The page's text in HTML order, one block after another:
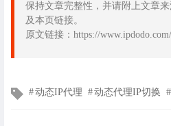
保持文章完整性，并请附上文章来
及本页链接。
原文链接：https://
文动态IP代理 动态代理IP切换